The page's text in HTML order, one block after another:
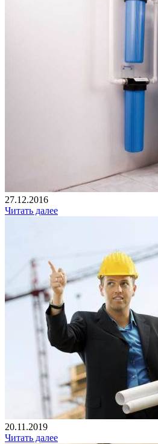
27.12.2016
Читать далее
20.11.2019
Читать далее